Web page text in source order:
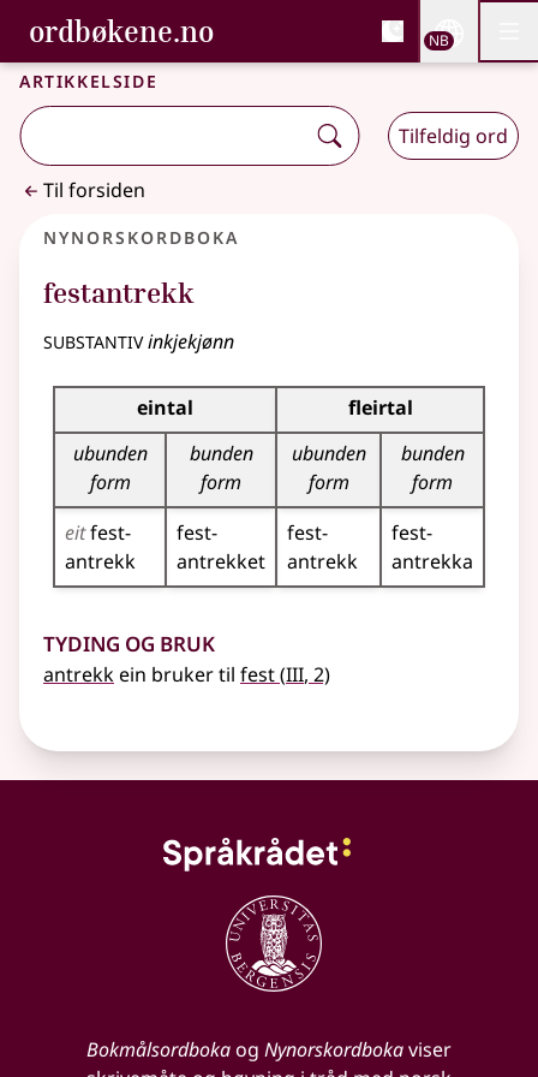
Gå til hovedinnhold
Tilgjengelighet
ordbøkene.no, Bokmålsordboka og
Bokmålsordboka og Nynorskordboka
NB
Artikkelside
Tilfeldig ord
Til forsiden
Nynorskordboka
festantrekk
substantivinkjekjønn
Bøyningstabell for dette substantivet
eintal
fleirtal
ubunden
form
bunden
form
ubunden
form
bunden
form
eitfest­
antrekk
fest­
antrekket
fest­
antrekk
fest­
antrekka
Tyding og bruk
antrekkein bruker til fest(3
III, 2)
Bokmålsordbokaog Nynorskordbokaviser